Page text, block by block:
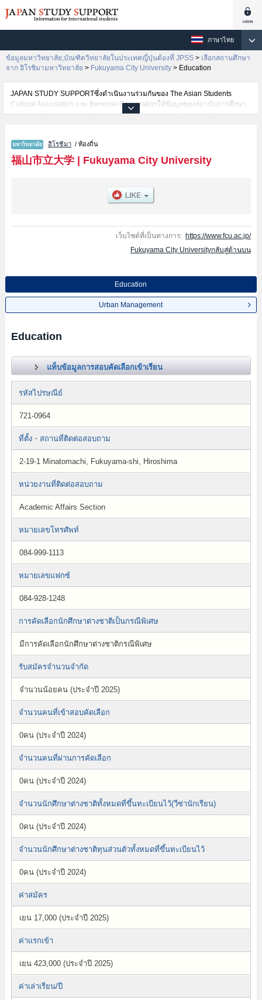
ภาษาไทย
ข้อมูลมหาวิทยาลัย,บัณฑิตวิทยาลัยในประเทศญี่ปุ่นต้องที่ JPSS > เลือกสถานศึกษา
จาก ฮิโรชิมามหาวิทยาลัย > Fukuyama City University > Education
JAPAN STUDY SUPPORTซึ่งดำเนินงานร่วมกันของ The Asian Students
Cultural Association และ Benesse Corporationให้ข้อมูลของสถาบันการศึกษา
ระดับมหาวิทยาลัย・บัณฑิตวิทยาลัย・วิทยาลัยระดับอนุปริญญา・วิทยาลัย
นักศึกษาต่างชาติเช่นข้อมูลของแต่ละคณะ,ข้อมูลการสอบคัดเลือกเข้าศึกษาเช่น
จำนวนคนที่รับสมัครหรือจำนวนคนที่ผ่านการสอบคัดเลือกเป็นต้น,แนะนำสถาน
ที่,การเดินทางเป็นต้นไว้ด้วยดังนั้นขอเชิญใช้บริการค้นหาข้อมูลตามอัธยาศัย
ฮิโรชิมา / ท้องถิ่น
福山市立大学| Fukuyama City University
เว็บไซต์ที่เป็นทางการ: https://www.fcu.ac.jp/
Fukuyama City Universityกลับสู่ด้านบน
Education
Urban Management
Education
แท็บข้อมูลการสอบคัดเลือกเข้าเรียน
รหัสไปรษณีย์
721-0964
ที่ตั้ง・สถานที่ติดต่อสอบถาม
2-19-1 Minatomachi, Fukuyama-shi, Hiroshima
หน่วยงานที่ติดต่อสอบถาม
Academic Affairs Section
หมายเลขโทรศัพท์
084-999-1113
หมายเลขแฟกซ์
084-928-1248
การคัดเลือกนักศึกษาต่างชาติเป็นกรณีพิเศษ
มีการคัดเลือกนักศึกษาต่างชาติกรณีพิเศษ
รับสมัครจำนวนจำกัด
จำนวนน้อยคน (ประจำปี 2025)
จำนวนคนที่เข้าสอบคัดเลือก
0คน (ประจำปี 2024)
จำนวนคนที่ผ่านการคัดเลือก
0คน (ประจำปี 2024)
จำนวนนักศึกษาต่างชาติทั้งหมดที่ขึ้นทะเบียนไว้(วีซ่านักเรียน)
0คน (ประจำปี 2024)
จำนวนนักศึกษาต่างชาติทุนส่วนตัวทั้งหมดที่ขึ้นทะเบียนไว้
0คน (ประจำปี 2024)
ค่าสมัคร
เยน 17,000 (ประจำปี 2025)
ค่าแรกเข้า
เยน 423,000 (ประจำปี 2025)
ค่าเล่าเรียน/ปี